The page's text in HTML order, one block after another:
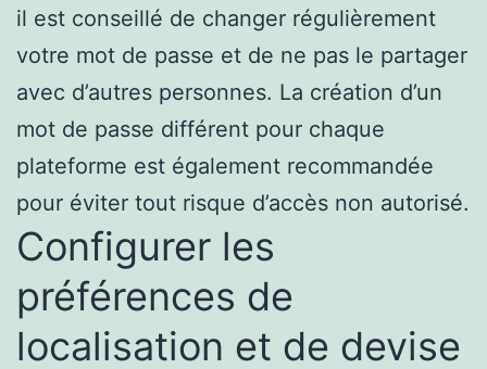
il est conseillé de changer régulièrement
votre mot de passe et de ne pas le partager
avec d’autres personnes. La création d’un
mot de passe différent pour chaque
plateforme est également recommandée
pour éviter tout risque d’accès non autorisé.
Configurer les
préférences de
localisation et de devise